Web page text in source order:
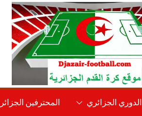
الدوري الجزائري المحترفين